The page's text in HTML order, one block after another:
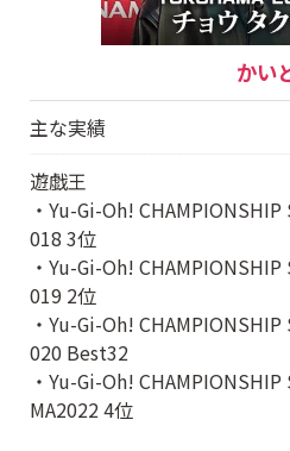
かい
主な実績
遊戯王
・Yu-Gi-Oh!
018 3位
・Yu-Gi-Oh!
019 2位
・Yu-Gi-Oh! CHAMPIONSHIP
020 Best32
・Yu-Gi-Oh! CHAMPIONSHIP
MA2022 4位